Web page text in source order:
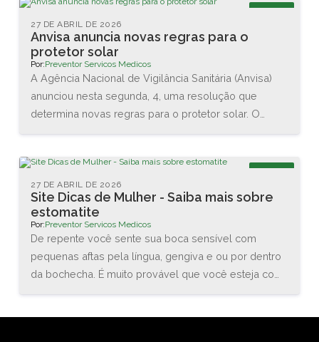
Maurício, da DCA Ergonomia, e juntos conheceram as
novas tecnologias disponíveis na área. Também
assistiram diversas palestras sobre as interações
entre o homem e o trabalho.
Anvisa anuncia novas regras para o
protetor solar
27 DE ABRIL DE 2026
Por:Preventor Servicos Medicos
A Agência Nacional de Vigilância Sanitária (Anvisa)
anunciou nesta segunda, 4, uma resolução que
determina novas regras para o protetor solar. O
mínimo do Fator de Proteção Solar (FPS), que vai
aumentar de 2 para 6, e na proteção contra os raios
UVA, que agora terá que ser de no mínimo 1/3 do
valor do FPS declarado.
Site Dicas de Mulher - Saiba mais sobre
estomatite
27 DE ABRIL DE 2026
Por:Preventor Servicos Medicos
De repente você sente sua boca sensível com
pequenas aftas pela língua, gengiva e ou por dentro
da bochecha. É muito provável que você esteja com